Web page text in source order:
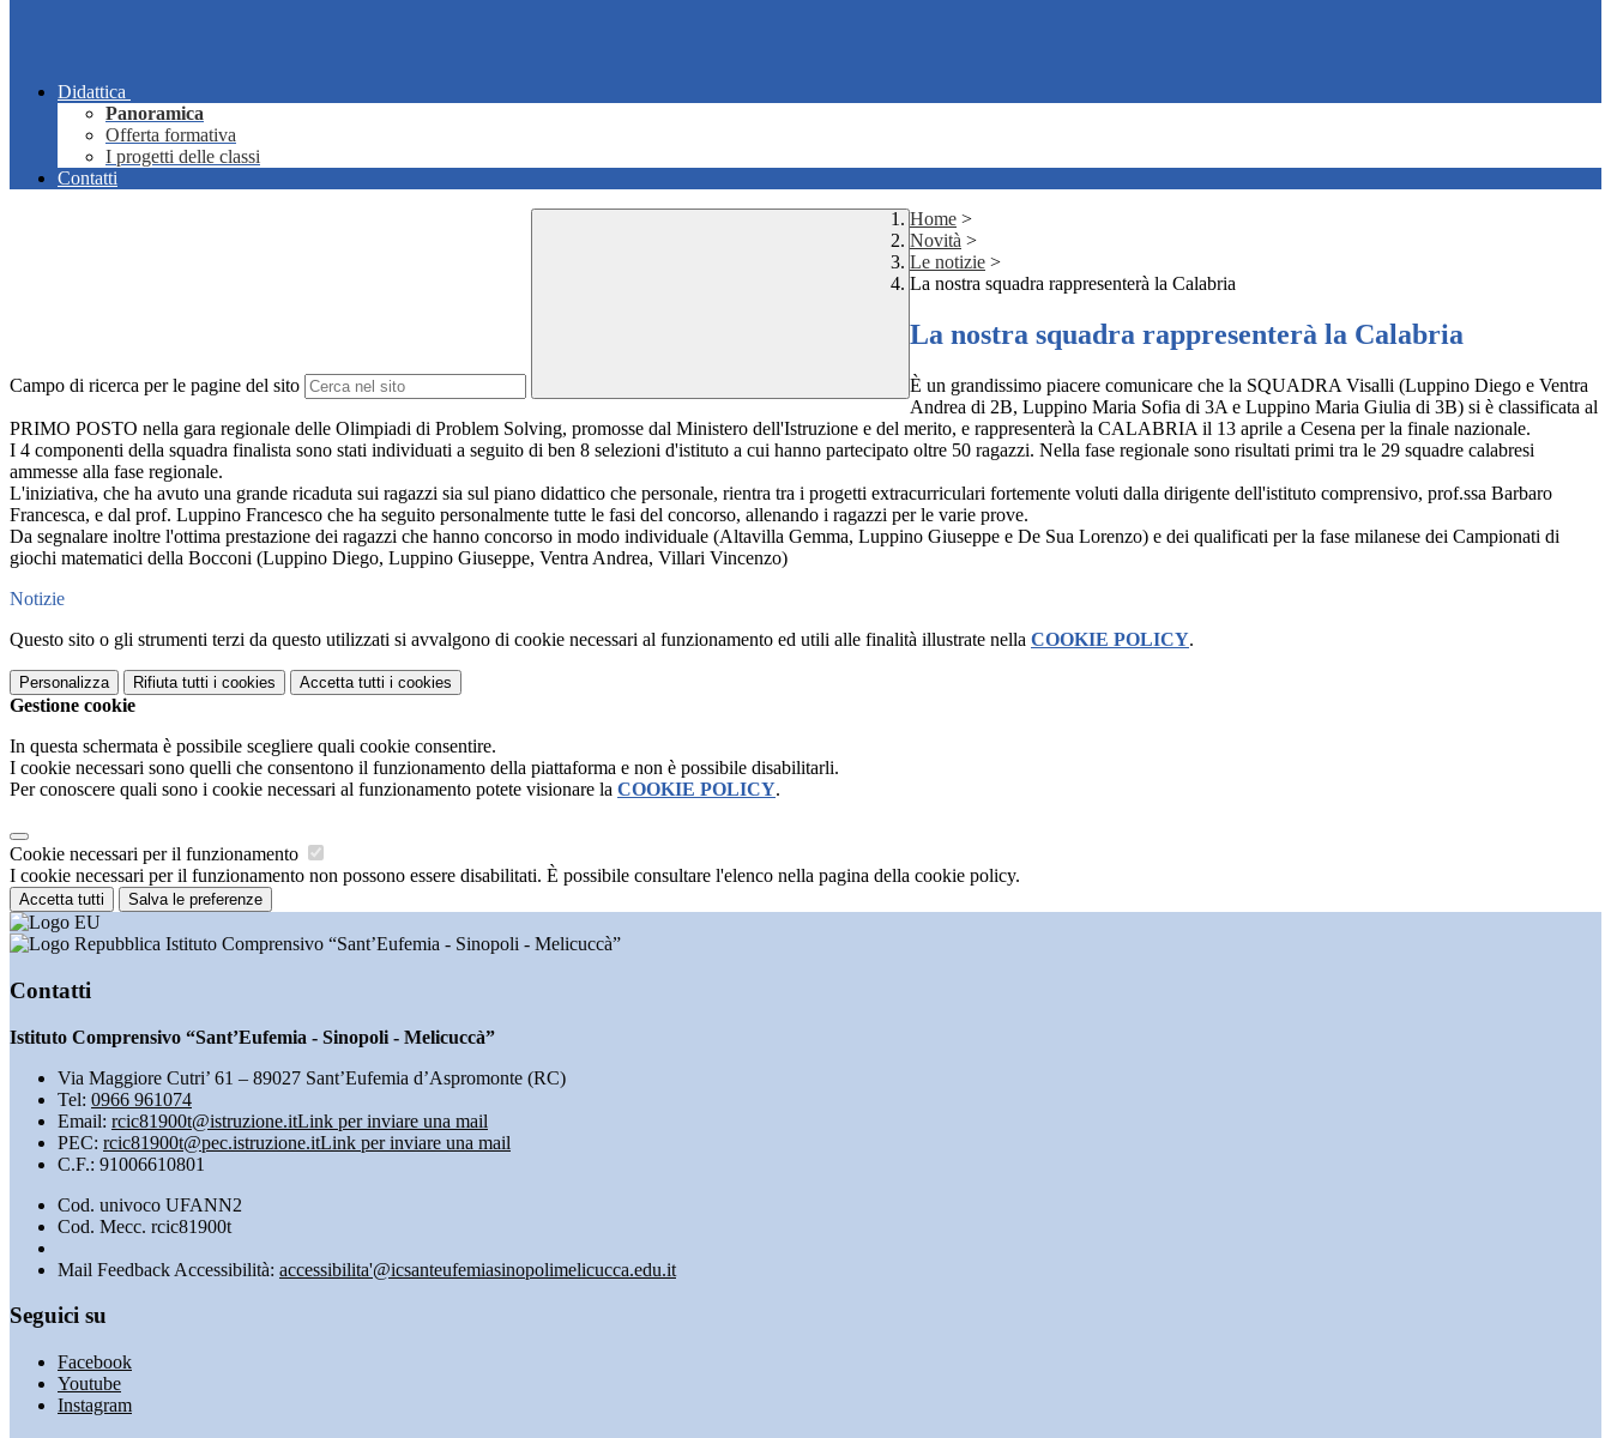
Didattica
Panoramica
Offerta formativa
I progetti delle classi
Contatti
Campo di ricerca per le pagine del sito
Home >
Novità >
Le notizie >
La nostra squadra rappresenterà la Calabria
La nostra squadra rappresenterà la Calabria
È un grandissimo piacere comunicare che la SQUADRA Visalli (Luppino Diego e Ventra
Andrea di 2B, Luppino Maria Sofia di 3A e Luppino Maria Giulia di 3B) si è classificata al
PRIMO POSTO nella gara regionale delle Olimpiadi di Problem Solving, promosse dal Ministero dell'Istruzione e del merito, e rappresenterà la CALABRIA il 13 aprile a Cesena per la finale nazionale.
I 4 componenti della squadra finalista sono stati individuati a seguito di ben 8 selezioni d'istituto a cui hanno partecipato oltre 50 ragazzi. Nella fase regionale sono risultati primi tra le 29 squadre calabresi
ammesse alla fase regionale.
L'iniziativa, che ha avuto una grande ricaduta sui ragazzi sia sul piano didattico che personale, rientra tra i progetti extracurriculari fortemente voluti dalla dirigente dell'istituto comprensivo, prof.ssa Barbaro
Francesca, e dal prof. Luppino Francesco che ha seguito personalmente tutte le fasi del concorso, allenando i ragazzi per le varie prove.
Da segnalare inoltre l'ottima prestazione dei ragazzi che hanno concorso in modo individuale (Altavilla Gemma, Luppino Giuseppe e De Sua Lorenzo) e dei qualificati per la fase milanese dei Campionati di
giochi matematici della Bocconi (Luppino Diego, Luppino Giuseppe, Ventra Andrea, Villari Vincenzo)
Notizie
Questo sito o gli strumenti terzi da questo utilizzati si avvalgono di cookie necessari al funzionamento ed utili alle finalità illustrate nella COOKIE POLICY.
Personalizza Rifiuta tutti i cookies Accetta tutti i cookies
Gestione cookie
In questa schermata è possibile scegliere quali cookie consentire.
I cookie necessari sono quelli che consentono il funzionamento della piattaforma e non è possibile disabilitarli.
Per conoscere quali sono i cookie necessari al funzionamento potete visionare la COOKIE POLICY.
Cookie necessari per il funzionamento
I cookie necessari per il funzionamento non possono essere disabilitati. È possibile consultare l'elenco nella pagina della cookie policy.
Accetta tutti Salva le preferenze
Istituto Comprensivo “Sant’Eufemia - Sinopoli - Melicuccà”
Contatti
Istituto Comprensivo “Sant’Eufemia - Sinopoli - Melicuccà”
Via Maggiore Cutri’ 61 – 89027 Sant’Eufemia d’Aspromonte (RC)
Tel: 0966 961074
Email: rcic81900t@istruzione.itLink per inviare una mail
PEC: rcic81900t@pec.istruzione.itLink per inviare una mail
C.F.: 91006610801
Cod. univoco UFANN2
Cod. Mecc. rcic81900t
Mail Feedback Accessibilità: accessibilita'@icsanteufemiasinopolimelicucca.edu.it
Seguici su
Facebook
Youtube
Instagram